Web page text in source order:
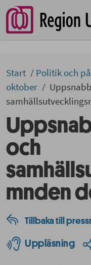
Start Politik och
oktober
och
mnden
Tillbaka till
Uppläsning